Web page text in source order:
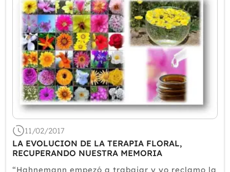
11/02/2017
LA EVOLUCION DE LA TERAPIA FLORAL,
RECUPERANDO NUESTRA MEMORIA
“Hahnemann empezó a trabajar y yo reclamo la